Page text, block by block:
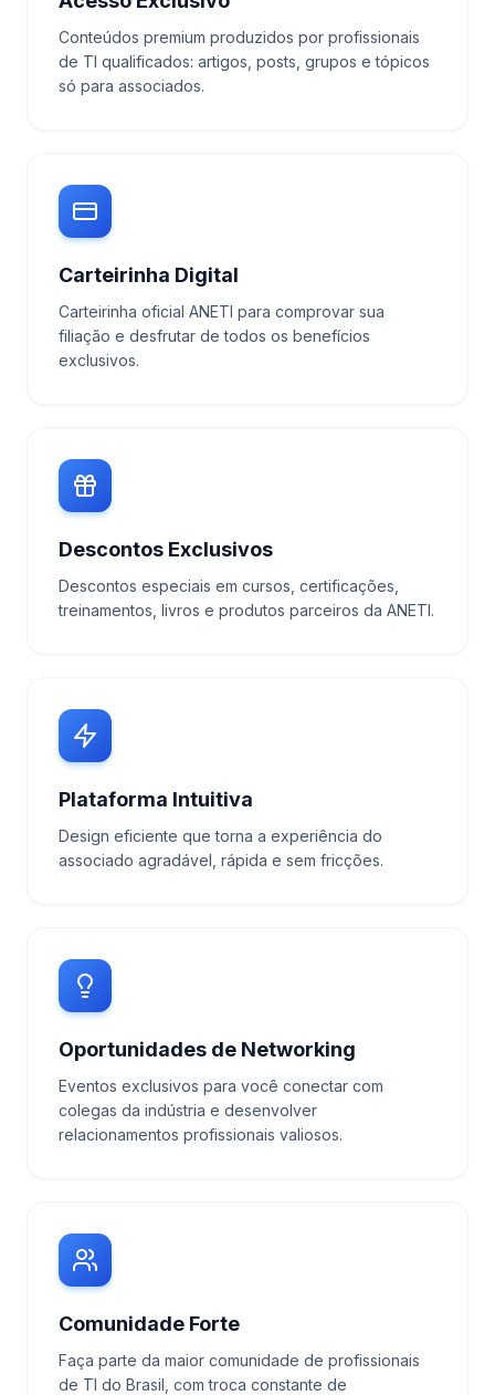
Conteúdos premium produzidos por profissionais
de TI qualificados: artigos, posts, grupos e tópicos
só para associados.
Carteirinha Digital
Carteirinha oficial ANETI para comprovar sua
filiação e desfrutar de todos os benefícios
exclusivos.
Descontos Exclusivos
Descontos especiais em cursos, certificações,
treinamentos, livros e produtos parceiros da ANETI.
Plataforma Intuitiva
Design eficiente que torna a experiência do
associado agradável, rápida e sem fricções.
Oportunidades de Networking
Eventos exclusivos para você conectar com
colegas da indústria e desenvolver
relacionamentos profissionais valiosos.
Comunidade Forte
Faça parte da maior comunidade de profissionais
de TI do Brasil, com troca constante de